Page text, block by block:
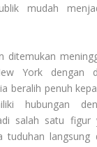
mudah
ditemukan
York dengan
beralih penuh
hubungan
salah satu figur
tuduhan langsung